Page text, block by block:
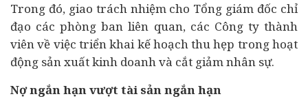
Trong đó, giao trách nhiệm cho Tổng giám đốc chỉ
đạo các phòng ban liên quan, các Công ty thành
viên về việc triển khai kế hoạch thu hẹp trong hoạt
động sản xuất kinh doanh và cắt giảm nhân sự.
Nợ ngắn hạn vượt tài sản ngắn hạn